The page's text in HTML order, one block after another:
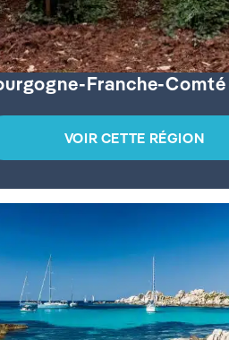
Franche-Comté
VOIR CETTE RÉGION